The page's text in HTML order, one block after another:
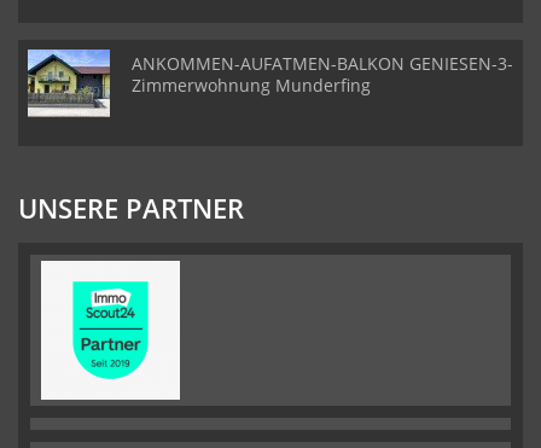
ANKOMMEN-AUFATMEN-BALKON GENIESEN-3-
Zimmerwohnung Munderfing
UNSERE PARTNER